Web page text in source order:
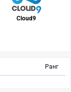
Ранг
Cloud9